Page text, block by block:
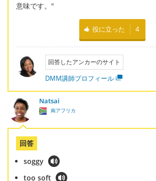
意味です。"
役に立った 4
回答したアンカーのサイト
DMM講師プロフィール
Natsai
南アフリカ
回答
soggy
too soft